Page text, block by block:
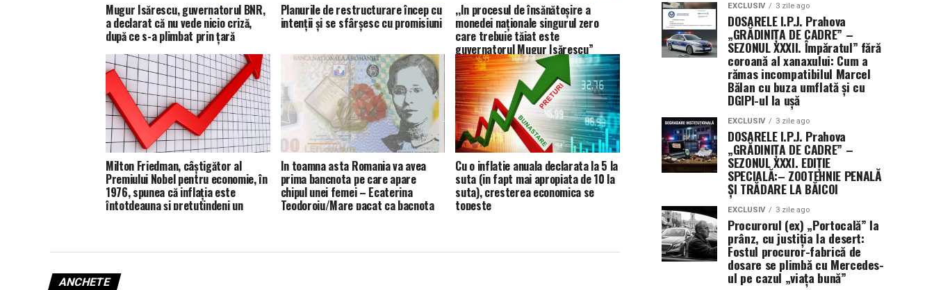
Mugur Isărescu, guvernatorul BNR,
a declarat că nu vede nicio criză,
după ce s-a plimbat prin ţară
Planurile de restructurare încep cu
intenţii şi se sfârşesc cu promisiuni
,,In procesul de însănătoșire a
monedei naționale singurul zero
care trebuie tăiat este
guvernatorul Mugur Isărescu”
Milton Friedman, câştigător al
Premiului Nobel pentru economie, în
1976, spunea că inflaţia este
întotdeauna şi pretutindeni un
In toamna asta Romania va avea
prima bancnota pe care apare
chipul unei femei – Ecaterina
Teodoroiu/Mare pacat ca bacnota
Cu o inflatie anuala declarata la 5 la
suta (in fapt mai apropiata de 10 la
suta), cresterea economica se
topeste
ANCHETE
EXCLUSIV 3 zile ago
DOSARELE I.P.J. Prahova
„GRĂDINIȚA DE CADRE” –
SEZONUL XXXII. Împăratul” fără
coroană al xanaxului: Cum a
rămas incompatibilul Marcel
Bălan cu buza umflată și cu
DGIPI-ul la ușă
EXCLUSIV 3 zile ago
DOSARELE I.P.J. Prahova
„GRĂDINIȚA DE CADRE” –
SEZONUL XXXI. EDIȚIE
SPECIALĂ:– ZOOTEHNIE PENALĂ
ȘI TRĂDARE LA BĂICOI
EXCLUSIV 3 zile ago
Procurorul (ex) „Portocală” la
prânz, cu justiția la desert:
Fostul procuror-fabrică de
dosare se plimbă cu Mercedes-
ul pe cazul „viața bună”